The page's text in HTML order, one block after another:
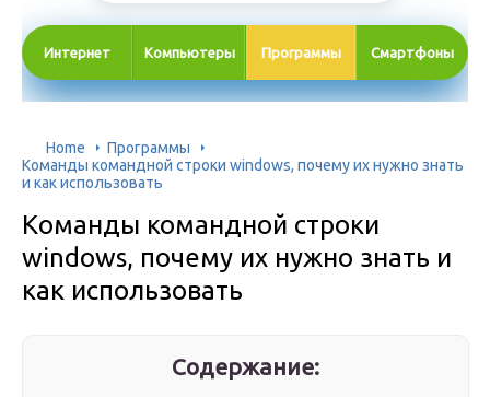
Интернет Компьютеры Программы Смартфоны
Home
Программы
Команды командной строки windows, почему их нужно знать
и как использовать
Команды командной строки
windows, почему их нужно знать и
как использовать
Содержание: